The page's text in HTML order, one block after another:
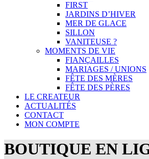
FIRST
JARDINS D’HIVER
MER DE GLACE
SILLON
VANITEUSE ?
MOMENTS DE VIE
FIANÇAILLES
MARIAGES / UNIONS
FÊTE DES MÈRES
FÊTE DES PÈRES
LE CREATEUR
ACTUALITÉS
CONTACT
MON COMPTE
BOUTIQUE EN